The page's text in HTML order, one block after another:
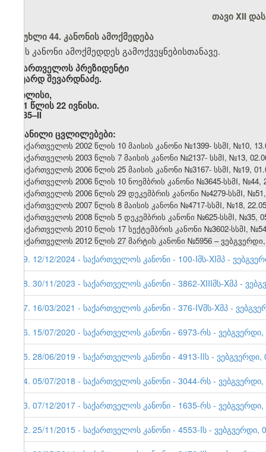
თავი XII
მუხლი 44. კანონის ამოქმედება
ეს კანონი ამოქმედდეს გამოქვეყნებისთანავე.
საქართველოს პრეზიდენტი
ედუარდ შევარდნაძე.
თბილისი,
2001 წლის 22 ივნისი.
№985–II
შეტანილი ცვლილებები:
1. საქართველოს 2002 წლის 10 მაისის კანონი №1399- სსმI, №10,
2. საქართველოს 2003 წლის 7 მაისის კანონი №2137- სსმI, №13,
3. საქართველოს 2006 წლის 25 მაისის კანონი №3167- სსმI, №19,
4. საქართველოს 2006 წლის 10 ნოემბრის კანონი №3645-სსმI, №44,
5. საქართველოს 2006 წლის 29 დეკემბრის კანონი №4279-სსმI, №51,
6. საქართველოს 2007 წლის 8 მაისის კანონი №4717-სსმI, №18,
7. საქართველოს 2008 წლის 5 დეკემბრის კანონი №625-სსმI, №35,
8. საქართველოს 2010 წლის 17 სექტემბრის კანონი №3602-სსმI,
საქართველოს 2012 წლის 27 მარტის კანონი №5956 – ვებგვერდი,
19. 12/12/2024 - საქართველოს კანონი - 100-Iმს-XIმპ -
18. 30/11/2023 - საქართველოს კანონი - 3862-XIIIმს-Xმპ -
17. 16/03/2021 - საქართველოს კანონი - 376-IVმს-Xმპ -
16. 15/07/2020 - საქართველოს კანონი - 6973-რს -
15. 28/06/2019 - საქართველოს კანონი - 4913-IIს - ვებგვერდი,
14. 05/07/2018 - საქართველოს კანონი - 3044-რს -
13. 07/12/2017 - საქართველოს კანონი - 1635-რს -
12. 25/11/2015 - საქართველოს კანონი - 4553-Iს -